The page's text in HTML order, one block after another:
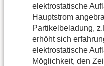
elektrostatische
Hauptstrom
Partikelbeladung,
erhöht sich
elektrostatische
Möglichkeit, den